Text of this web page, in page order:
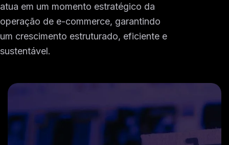
atua em um momento estratégico da
operação de e-commerce, garantindo
um crescimento estruturado, eficiente e
sustentável.